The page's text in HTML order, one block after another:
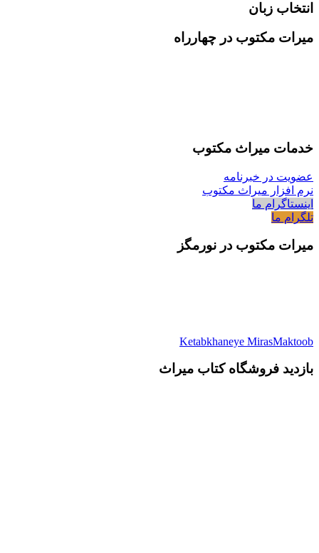
انتخاب زبان
میرات مکتوب در چهارراه
خدمات میراث مکتوب
عضویت در خبرنامه
نرم افزار میراث مکتوب
اینستاگرام ما
تلگرام ما
میرات مکتوب در نورمگز
Ketabkhaneye MirasMaktoob
بازدید فروشگاه کتاب میراث